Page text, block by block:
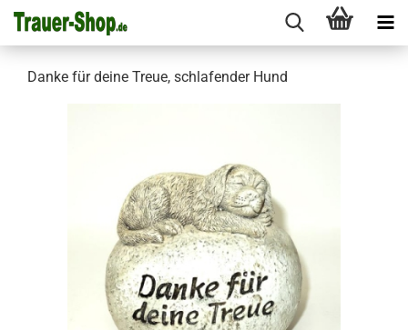
Danke für deine Treue, schlafender Hund